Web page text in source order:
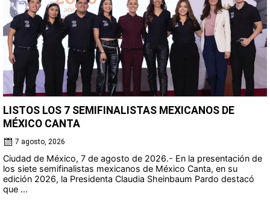
LISTOS LOS 7 SEMIFINALISTAS MEXICANOS DE
MÉXICO CANTA
7 agosto, 2026
Ciudad de México, 7 de agosto de 2026.- En la presentación de
los siete semifinalistas mexicanos de México Canta, en su
edición 2026, la Presidenta Claudia Sheinbaum Pardo destacó
que ...